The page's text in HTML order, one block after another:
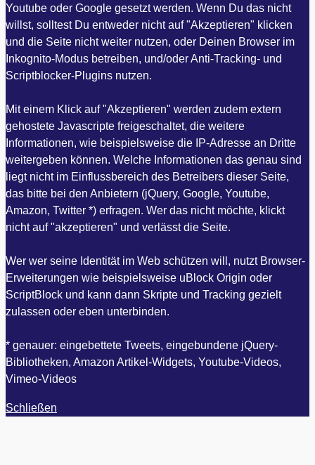
Youtube oder Google gesetzt werden. Wenn Du das nicht
willst, solltest Du entweder nicht auf "Akzeptieren" klicken
und die Seite nicht weiter nutzen, oder Deinen Browser im
Inkognito-Modus betreiben, und/oder Anti-Tracking- und
Scriptblocker-Plugins nutzen.
Mit einem Klick auf "Akzeptieren" werden zudem extern
gehostete Javascripte freigeschaltet, die weitere
Informationen, wie beispielsweise die IP-Adresse an Dritte
weitergeben können. Welche Informationen das genau sind
liegt nicht im Einflussbereich des Betreibers dieser Seite,
das bitte bei den Anbietern (jQuery, Google, Youtube,
Amazon, Twitter *) erfragen. Wer das nicht möchte, klickt
nicht auf "akzeptieren" und verlässt die Seite.
Wer wer seine Identität im Web schützen will, nutzt Browser-
Erweiterungen wie beispielsweise uBlock Origin oder
ScriptBlock und kann dann Skripte und Tracking gezielt
zulassen oder eben unterbinden.
* genauer: eingebettete Tweets, eingebundene jQuery-
Bibliotheken, Amazon Artikel-Widgets, Youtube-Videos,
Vimeo-Videos
Schließen